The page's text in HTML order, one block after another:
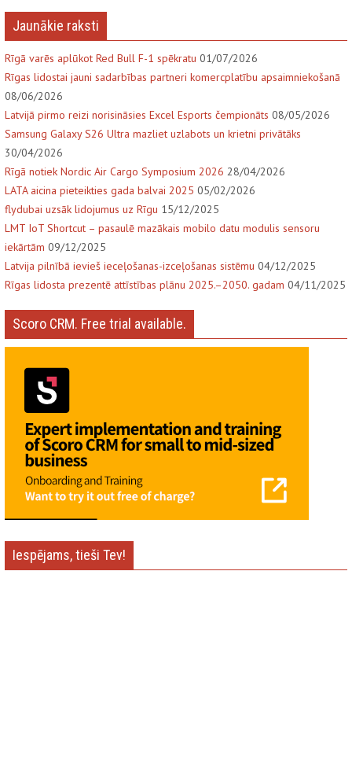
Jaunākie raksti
Rīgā varēs aplūkot Red Bull F-1 spēkratu 01/07/2026
Rīgas lidostai jauni sadarbības partneri komercplatību apsaimniekošanā
08/06/2026
Latvijā pirmo reizi norisināsies Excel Esports čempionāts 08/05/2026
Samsung Galaxy S26 Ultra mazliet uzlabots un krietni privātāks
30/04/2026
Rīgā notiek Nordic Air Cargo Symposium 2026 28/04/2026
LATA aicina pieteikties gada balvai 2025 05/02/2026
flydubai uzsāk lidojumus uz Rīgu 15/12/2025
LMT IoT Shortcut – pasaulē mazākais mobilo datu modulis sensoru
iekārtām 09/12/2025
Latvija pilnībā ievieš ieceļošanas-izceļošanas sistēmu 04/12/2025
Rīgas lidosta prezentē attīstības plānu 2025.–2050. gadam 04/11/2025
Scoro CRM. Free trial available.
Iespējams, tieši Tev!